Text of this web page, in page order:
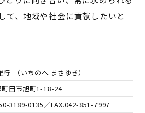
て、地域や社会に貢献したいと
行 （いちのへ まさゆき）
町田市旭町1-18-24
3189-0135／FAX.042-851-7997